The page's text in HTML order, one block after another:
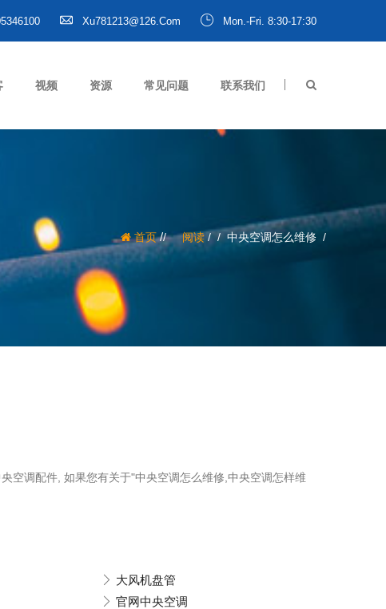
Xu781213@126.com Mon.-Fri. 8:30-17:30
视频 资源 常见问题 联系我们
首页/ 阅读/ 中央空调怎么维修
空调配件, 如果您有关于"中央空调怎么维修,中央空调怎样维
大风机盘管
官网中央空调